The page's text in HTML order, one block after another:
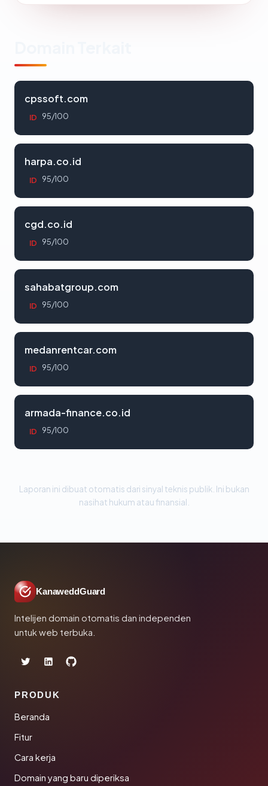
cpssoft.com
ID 95/100
harpa.co.id
ID 95/100
cgd.co.id
ID 95/100
sahabatgroup.com
ID 95/100
medanrentcar.com
ID 95/100
armada-finance.co.id
ID 95/100
Laporan ini dibuat otomatis dari sinyal teknis publik. Ini bukan
nasihat hukum atau finansial.
KanaweddGuard
Intelijen domain otomatis dan independen
untuk web terbuka.
PRODUK
Beranda
Fitur
Cara kerja
Domain yang baru diperiksa